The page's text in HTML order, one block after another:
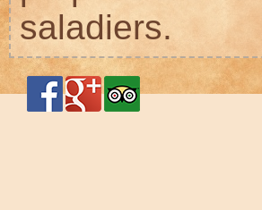
saladiers.